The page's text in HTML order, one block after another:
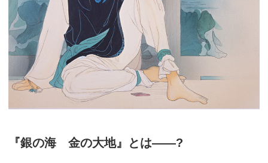
『銀の海 金の大地』とは――?